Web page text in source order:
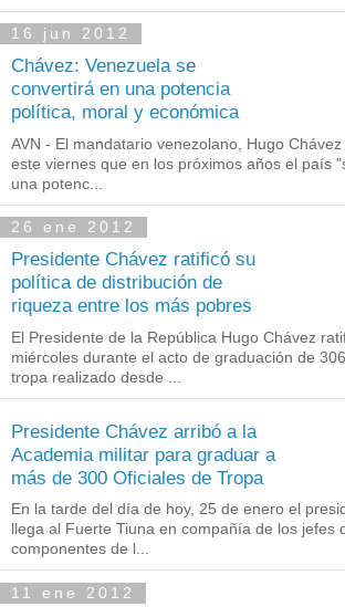
16 jun 2012
Chávez: Venezuela se
convertirá en una potencia
política, moral y económica
AVN - El mandatario venezolano, Hugo
este viernes que en los próximos años el país
una potenc...
26 ene 2012
Presidente Chávez ratificó su
política de distribución de
riqueza entre los más pobres
El Presidente de la República Hugo Chávez
miércoles durante el acto de graduación de
tropa realizado desde ...
Presidente Chávez arribó a la
Academia militar para graduar a
más de 300 Oficiales de Tropa
En la tarde del día de hoy, 25 de enero el
llega al Fuerte Tiuna en compañía de los jefes
componentes de l...
11 ene 2012